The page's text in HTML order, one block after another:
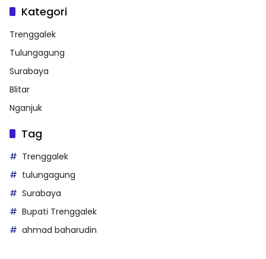
Kategori
Trenggalek
Tulungagung
Surabaya
Blitar
Nganjuk
Tag
Trenggalek
tulungagung
Surabaya
Bupati Trenggalek
ahmad baharudin